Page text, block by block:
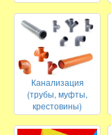
Канализация
(трубы, муфты,
крестовины)